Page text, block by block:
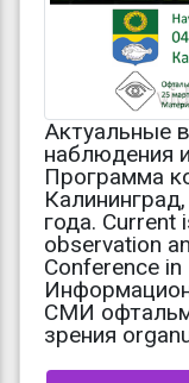
Актуальные
наблюдения
Программа
года. Current
observation
Conference in
СМИ
зрения